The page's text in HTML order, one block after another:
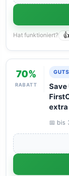
Hat funktioniert? 👍
70%
RABATT
Save
extra
📅 bis